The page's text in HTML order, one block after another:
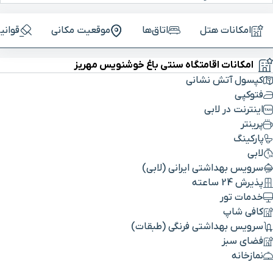
امکانات هتل اتاق‌ها موقعیت مکانی
امکانات اقامتگاه سنتی باغ خوشنویس مهریز
کپسول آتش نشانی
فتوکپی
اینترنت در لابی
پرینتر
پارکینگ
لابی
سرویس بهداشتی ایرانی (لابی)
پذیرش 24 ساعته
خدمات تور
کافی شاپ
سرویس بهداشتی فرنگی (طبقات)
فضای سبز
نمازخانه